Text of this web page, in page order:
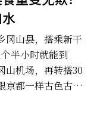
冈山县，搭乘新干
半小时就能到
山机场，再转搭30
京都一样古色古